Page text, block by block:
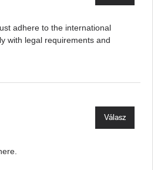
adhere to the international
with legal requirements and
Válasz